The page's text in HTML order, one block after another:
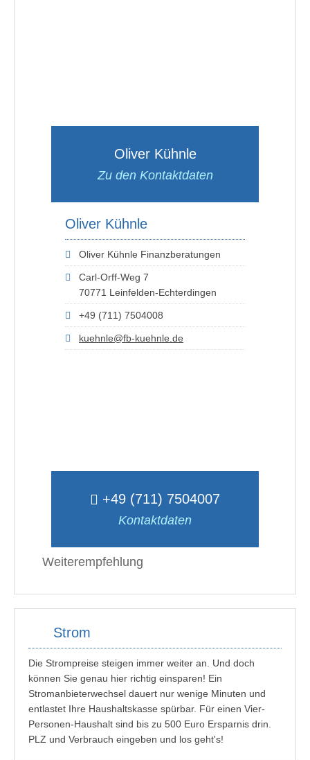
Oliver Kühnle
Zu den Kontaktdaten
Oliver Kühnle
Oliver Kühnle Finanzberatungen
Carl-Orff-Weg 7
70771 Leinfelden-Echterdingen
+49 (711) 7504008
kuehnle@fb-kuehnle.de
+49 (711) 7504007
Kontaktdaten
Weiterempfehlung
Strom
Die Strompreise steigen immer weiter an. Und doch
können Sie genau hier richtig einsparen! Ein
Stromanbieterwechsel dauert nur wenige Minuten und
entlastet Ihre Haushaltskasse spürbar. Für einen Vier-
Personen-Haushalt sind bis zu 500 Euro Ersparnis drin.
PLZ und Verbrauch eingeben und los geht's!